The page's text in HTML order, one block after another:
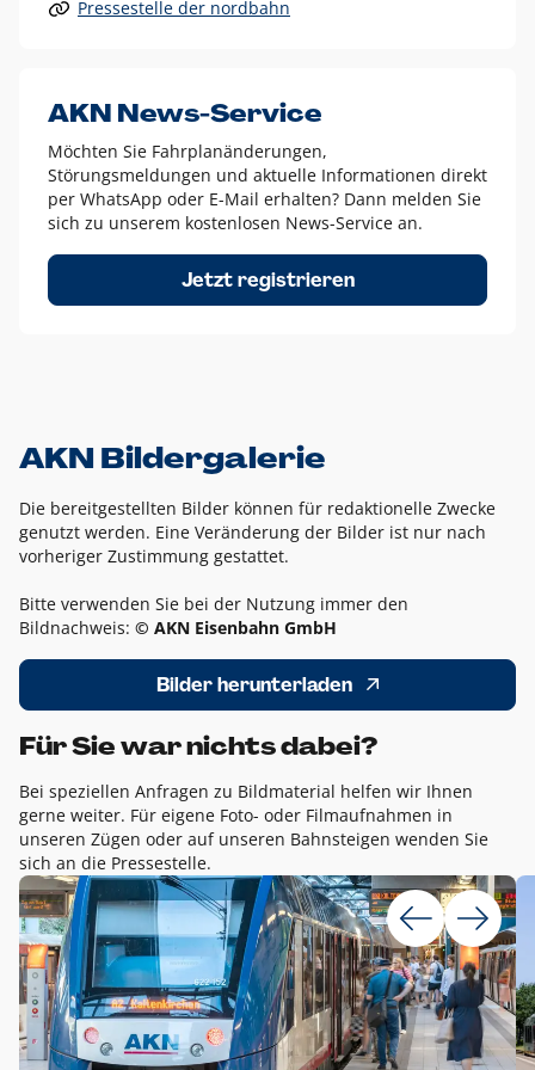
Alle anderen Logo-Varianten dürfen nur in Ausnahmefällen
Diese Ausnahmen sind zum Beispiel:
dem AKN Blau,
weißes Logo auf Fotohintergründen,
schwarzes Logo für reine Schwarz-Weiß-Umsetzungen
Um das Logo herum muss ein Schutzraum von jeweils einer
Höhe bzw. Breite des N aus AKN in alle Richtungen
Pressestelle der nordbahn
AKN News-Service
Möchten Sie Fahrplanänderungen,
Störungsmeldungen und aktuelle Informationen direkt
per WhatsApp oder E-Mail erhalten? Dann melden Sie
sich zu unserem kostenlosen News-Service an.
Jetzt registrieren
AKN Bildergalerie
Die bereitgestellten Bilder können für redaktionelle Zwecke
genutzt werden. Eine Veränderung der Bilder ist nur nach
vorheriger Zustimmung gestattet.
Bitte verwenden Sie bei der Nutzung immer den
Bildnachweis: © AKN Eisenbahn GmbH
Bilder herunterladen
Für Sie war nichts dabei?
Bei speziellen Anfragen zu Bildmaterial helfen wir Ihnen
gerne weiter. Für eigene Foto- oder Filmaufnahmen in
unseren Zügen oder auf unseren Bahnsteigen wenden Sie
sich an die Pressestelle.